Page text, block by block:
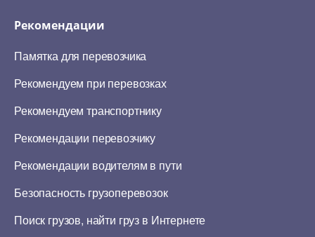
Рекомендации
Памятка для перевозчика
Рекомендуем при перевозках
Рекомендуем транспортнику
Рекомендации перевозчику
Рекомендации водителям в пути
Безопасность грузоперевозок
Поиск грузов, найти груз в Интернете